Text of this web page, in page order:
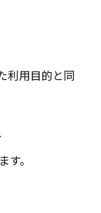
利用目的と同
。